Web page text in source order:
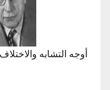
أوجه التشابه